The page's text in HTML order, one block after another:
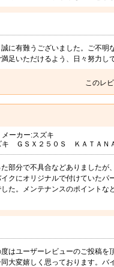
に有難うございました。ご不
足いただけるよう、日々努力し
このレ
ーカー:スズキ
キ ＧＳＸ２５０Ｓ ＫＡＴＡＮ
部分で不具合などありました
クにオリジナルで付けていた
た。メンテナンスのポイント
はユーザーレビューのご投稿を
大変嬉しく思っております。